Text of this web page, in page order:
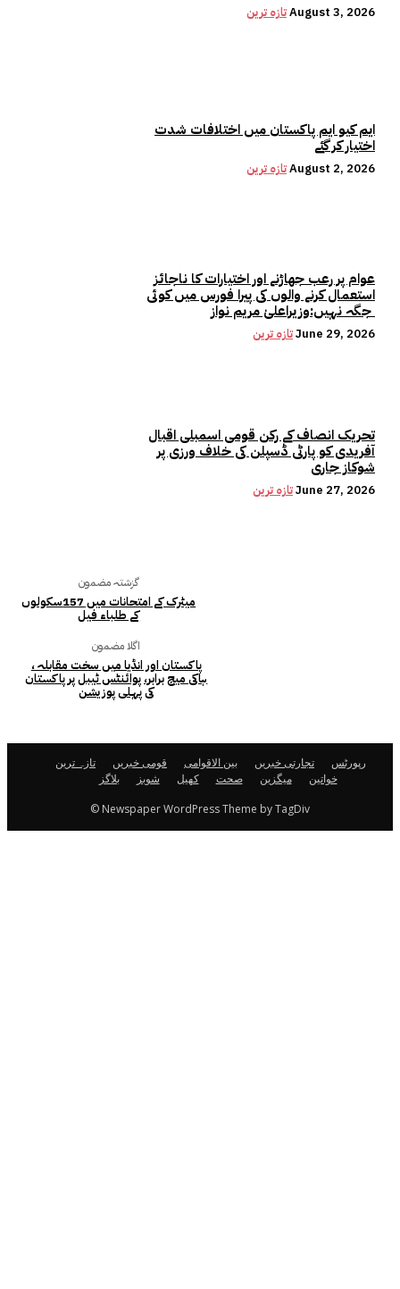
تازہ ترینAugust 3, 2026
ایم کیو ایم پاکستان میں اختلافات شدت
اختیار کر گئے
تازہ ترینAugust 2, 2026
عوام پر رعب جھاڑنے اور اختیارات کا ناجائز
استعمال کرنے والوں کی پیرا فورس میں کوئی
تازہ ترینJune 29, 2026
تحریک انصاف کے رکن قومی اسمبلی اقبال
آفریدی کو پارٹی ڈسپلن کی خلاف ورزی پر
شوکاز جاری
تازہ ترینJune 27, 2026
گزشتہ مضمون
میٹرک کے امتحانات میں 157سکولوں
کے طلباء فیل
اگلا مضمون
پاکستان اور انڈیا میں سخت مقابلہ ،
ہاکی میچ برابر، پوائنٹس ٹیبل پر پاکستان
کی پہلی پوزیشن
تازہ ترین قومی خبریں بین الاقوامی تجارتی خبریں
رپورٹس
بلاگز
شوبز کھیل صحت میگزین
خواتین
© Newspaper WordPress Theme by TagDiv